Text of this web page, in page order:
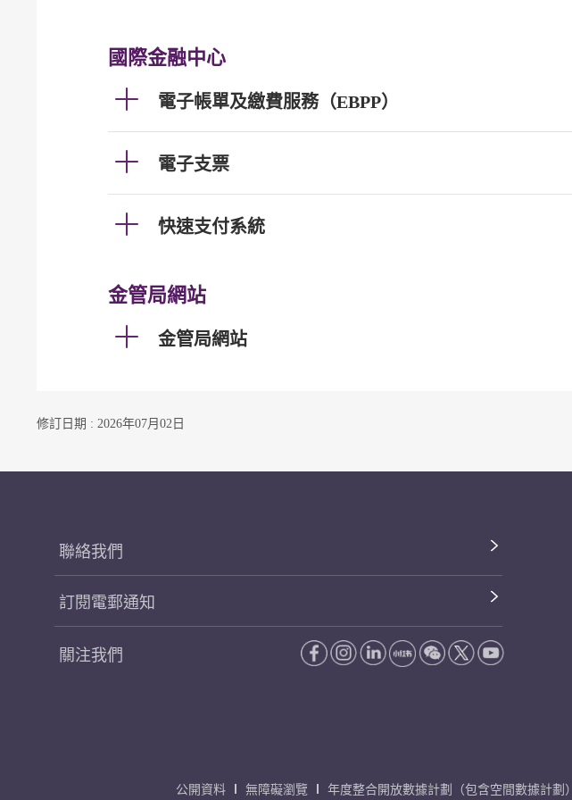
國際金融中心
電子帳單及繳費服務（EBPP）
電子支票
快速支付系統
金管局網站
金管局網站
修訂日期 : 2026年07月02日
聯絡我們
訂閱電郵通知
關注我們
公開資料 無障礙瀏覽 年度整合開放數據計劃（包含空間數據計劃）